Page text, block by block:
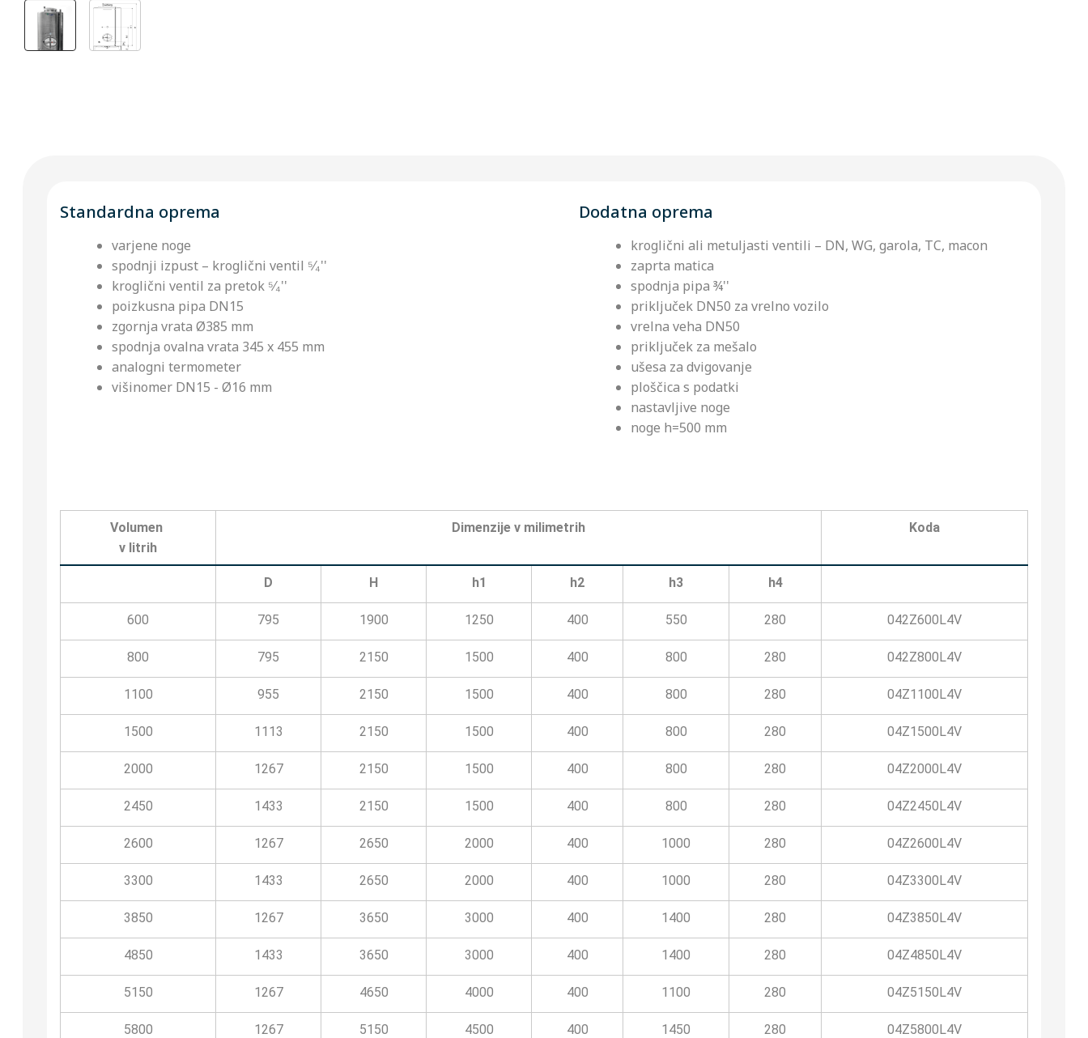
Standardna oprema
varjene noge
spodnji izpust – kroglični ventil ⁵⁄₄''
kroglični ventil za pretok ⁵⁄₄''
poizkusna pipa DN15
zgornja vrata Ø385 mm
spodnja ovalna vrata 345 x 455 mm
analogni termometer
višinomer DN15 - Ø16 mm
Dodatna oprema
kroglični ali metuljasti ventili – DN, WG, garola, TC, macon
zaprta matica
spodnja pipa ¾''
priključek DN50 za vrelno vozilo
vrelna veha DN50
priključek za mešalo
ušesa za dvigovanje
ploščica s podatki
nastavljive noge
noge h=500 mm
Volumen
v litrih
Dimenzije v milimetrih Koda
D H h1 h2 h3 h4
600 795 1900 1250 400 550 280 042Z600L4V
800 795 2150 1500 400 800 280 042Z800L4V
1100 955 2150 1500 400 800 280 04Z1100L4V
1500 1113 2150 1500 400 800 280 04Z1500L4V
2000 1267 2150 1500 400 800 280 04Z2000L4V
2450 1433 2150 1500 400 800 280 04Z2450L4V
2600 1267 2650 2000 400 1000 280 04Z2600L4V
3300 1433 2650 2000 400 1000 280 04Z3300L4V
3850 1267 3650 3000 400 1400 280 04Z3850L4V
4850 1433 3650 3000 400 1400 280 04Z4850L4V
5150 1267 4650 4000 400 1100 280 04Z5150L4V
5800 1267 5150 4500 400 1450 280 04Z5800L4V